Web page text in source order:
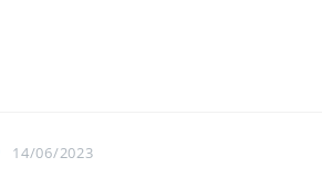
14/06/2023